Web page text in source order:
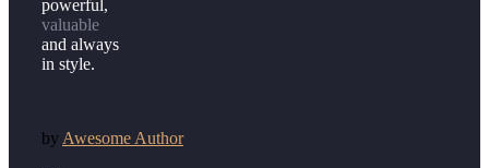
powerful,
valuable
and always
in style.
by Awesome Author